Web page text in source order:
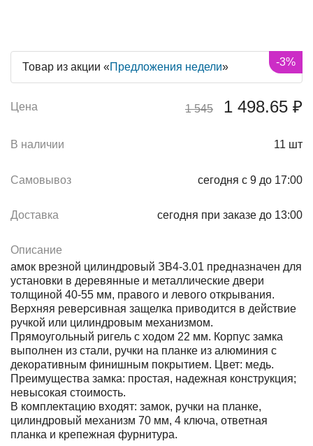
Товар из акции «Предложения недели» -3%
Цена 1 545 1 498.65 ₽
В наличии 11 шт
Самовывоз сегодня с 9 до 17:00
Доставка сегодня при заказе до 13:00
Описание
амок врезной цилиндровый ЗВ4-3.01 предназначен для
установки в деревянные и металлические двери
толщиной 40-55 мм, правого и левого открывания.
Верхняя реверсивная защелка приводится в действие
ручкой или цилиндровым механизмом.
Прямоугольный ригель с ходом 22 мм. Корпус замка
выполнен из стали, ручки на планке из алюминия с
декоративным финишным покрытием. Цвет: медь.
Преимущества замка: простая, надежная конструкция;
невысокая стоимость.
В комплектацию входят: замок, ручки на планке,
цилиндровый механизм 70 мм, 4 ключа, ответная
планка и крепежная фурнитура.